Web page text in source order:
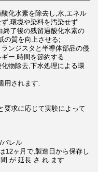
化水素を除去し,水,エネル
,環境や染料を汚染せず
終了後の残留過酸化水素の
の質を向上させる;
ンジスタと半導体部品の侵
ー,時間を節約する
物除去,下水処理による環
用されます.
要求に応じて実験によって
バレル
12ヶ月で,製造日から保存し
が 延長 さ れ ます.